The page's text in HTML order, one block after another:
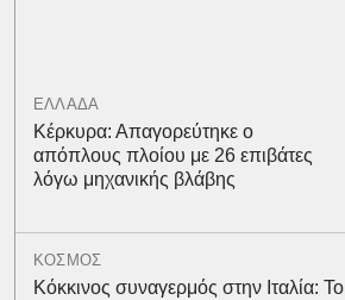
ΕΛΛΑΔΑ
Κέρκυρα: Απαγορεύτηκε ο
απόπλους πλοίου με 26 επιβάτες
λόγω μηχανικής βλάβης
ΚΟΣΜΟΣ
Κόκκινος συναγερμός στην Ιταλία: Το